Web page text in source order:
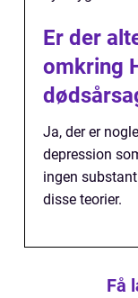
Er der
omkring
Ja, der er
depression
ingen
disse teorier.
Få